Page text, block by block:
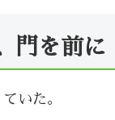
門を前に
いた。